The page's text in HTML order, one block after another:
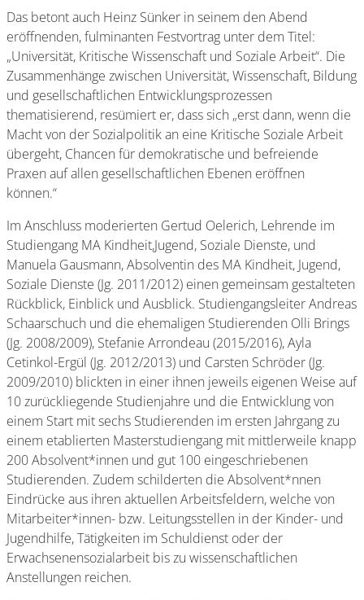
Das betont auch Heinz Sünker in seinem den Abend
eröffnenden, fulminanten Festvortrag unter dem Titel:
„Universität, Kritische Wissenschaft und Soziale Arbeit“. Die
Zusammenhänge zwischen Universität, Wissenschaft, Bildung
und gesellschaftlichen Entwicklungsprozessen
thematisierend, resümiert er, dass sich „erst dann, wenn die
Macht von der Sozialpolitik an eine Kritische Soziale Arbeit
übergeht, Chancen für demokratische und befreiende
Praxen auf allen gesellschaftlichen Ebenen eröffnen
können.“
Im Anschluss moderierten Gertud Oelerich, Lehrende im
Studiengang MA Kindheit,Jugend, Soziale Dienste, und
Manuela Gausmann, Absolventin des MA Kindheit, Jugend,
Soziale Dienste (Jg. 2011/2012) einen gemeinsam gestalteten
Rückblick, Einblick und Ausblick. Studiengangsleiter Andreas
Schaarschuch und die ehemaligen Studierenden Olli Brings
(Jg. 2008/2009), Stefanie Arrondeau (2015/2016), Ayla
Cetinkol-Ergül (Jg. 2012/2013) und Carsten Schröder (Jg.
2009/2010) blickten in einer ihnen jeweils eigenen Weise auf
10 zurückliegende Studienjahre und die Entwicklung von
einem Start mit sechs Studierenden im ersten Jahrgang zu
einem etablierten Masterstudiengang mit mittlerweile knapp
200 Absolvent*innen und gut 100 eingeschriebenen
Studierenden. Zudem schilderten die Absolvent*nnen
Eindrücke aus ihren aktuellen Arbeitsfeldern, welche von
Mitarbeiter*innen- bzw. Leitungsstellen in der Kinder- und
Jugendhilfe, Tätigkeiten im Schuldienst oder der
Erwachsenensozialarbeit bis zu wissenschaftlichen
Anstellungen reichen.